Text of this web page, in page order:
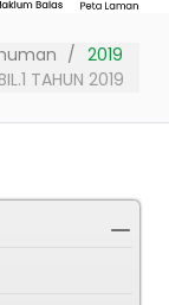
2019
TAHUN 2019